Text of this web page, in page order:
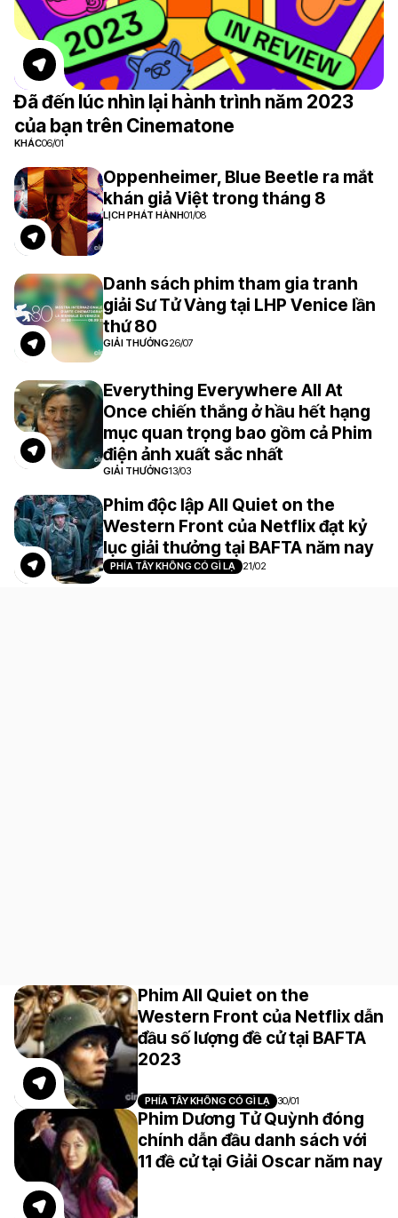
Đã đến lúc nhìn lại hành trình năm 2023
của bạn trên Cinematone
KHÁC06/01
Oppenheimer, Blue Beetle ra mắt
khán giả Việt trong tháng 8
LỊCH PHÁT HÀNH01/08
Danh sách phim tham gia tranh
giải Sư Tử Vàng tại LHP Venice lần
thứ 80
GIẢI THƯỞNG26/07
Everything Everywhere All At
Once chiến thắng ở hầu hết hạng
mục quan trọng bao gồm cả Phim
điện ảnh xuất sắc nhất
GIẢI THƯỞNG13/03
Phim độc lập All Quiet on the
Western Front của Netflix đạt kỷ
lục giải thưởng tại BAFTA năm nay
PHÍA TÂY KHÔNG CÓ GÌ LẠ 21/02
Phim All Quiet on the
Western Front của Netflix dẫn
đầu số lượng đề cử tại BAFTA
2023
PHÍA TÂY KHÔNG CÓ GÌ LẠ 30/01
Phim Dương Tử Quỳnh đóng
chính dẫn đầu danh sách với
11 đề cử tại Giải Oscar năm nay